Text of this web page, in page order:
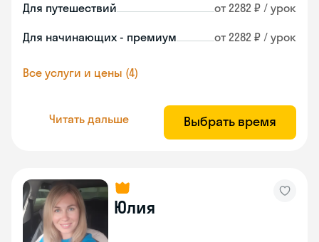
Для путешествий от 2282 ₽ / урок
Для начинающих - премиум от 2282 ₽ / урок
Все услуги и цены (4)
Читать дальше Выбрать время
Юлия